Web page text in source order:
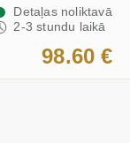
Detaļas noliktavā
2-3 stundu laikā
98.60 €